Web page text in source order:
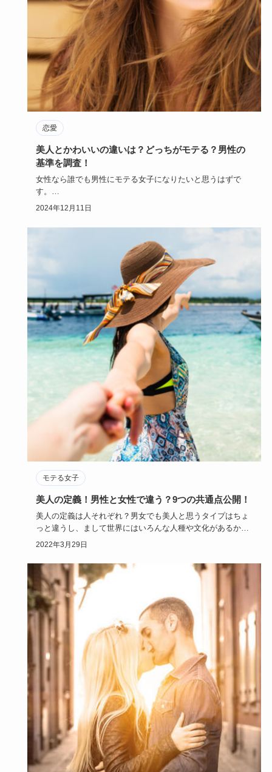
恋愛
美人とかわいいの違いは？どっちがモテる？男性の
基準を調査！
女性なら誰でも男性にモテる女子になりたいと思うはずで
す。
モテる女子とは「美人」を指すのか、「かわいい女性」のこ
2024年12月11日
モテる女子
美人の定義！男性と女性で違う？9つの共通点公開！
美人の定義は人それぞれ？男女でも美人と思うタイプはちょ
っと違うし、まして世界にはいろんな人種や文化があるか
ら、美人の定義は…
2022年3月29日